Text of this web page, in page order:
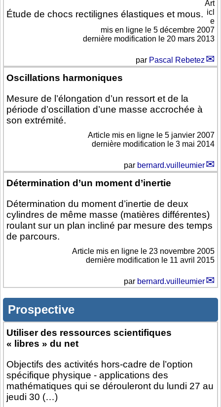
Étude de chocs rectilignes élastiques et mous.
Art
icl
e
mis en ligne le 5 décembre 2007
dernière modification le 20 mars 2013
par Pascal Rebetez
Oscillations harmoniques
Mesure de l’élongation d’un ressort et de la
période d’oscillation d’une masse accrochée à
son extrémité.
Article mis en ligne le 5 janvier 2007
dernière modification le 3 mai 2014
par bernard.vuilleumier
Détermination d’un moment d’inertie
Détermination du moment d’inertie de deux
cylindres de même masse (matières différentes)
roulant sur un plan incliné par mesure des temps
de parcours.
Article mis en ligne le 23 novembre 2005
dernière modification le 11 avril 2015
par bernard.vuilleumier
Prospective
Utiliser des ressources scientifiques
« libres » du net
Objectifs des activités hors-cadre de l’option
spécifique physique - applications des
mathématiques qui se dérouleront du lundi 27 au
jeudi 30 (…)